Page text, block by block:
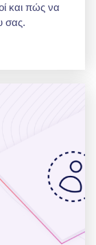
και πώς να
σας.